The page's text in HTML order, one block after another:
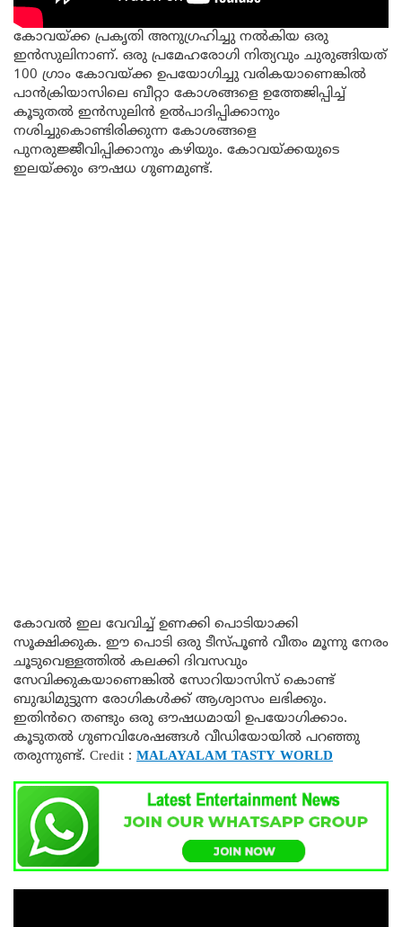
കോവയ്ക്ക പ്രകൃതി അനുഗ്രഹിച്ചു നൽകിയ ഒരു
ഇൻസുലിനാണ്. ഒരു പ്രമേഹരോഗി നിത്യവും ചുരുങ്ങിയത്
100 ഗ്രാം കോവയ്ക്ക ഉപയോഗിച്ചു വരികയാണെങ്കിൽ
പാൻക്രിയാസിലെ ബീറ്റാ കോശങ്ങളെ ഉത്തേജിപ്പിച്ച്
കൂടുതൽ ഇൻസുലിൻ ഉൽപാദിപ്പിക്കാനും
നശിച്ചുകൊണ്ടിരിക്കുന്ന കോശങ്ങളെ
പുനരുജ്ജീവിപ്പിക്കാനും കഴിയും. കോവയ്ക്കയുടെ
ഇലയ്ക്കും ഔഷധ ഗുണമുണ്ട്.
കോവൽ ഇല വേവിച്ച് ഉണക്കി പൊടിയാക്കി
സൂക്ഷിക്കുക. ഈ പൊടി ഒരു ടീസ്പൂൺ വീതം മൂന്നു നേരം
ചൂടുവെള്ളത്തിൽ കലക്കി ദിവസവും
സേവിക്കുകയാണെങ്കിൽ സോറിയാസിസ് കൊണ്ട്
ബുദ്ധിമുട്ടുന്ന രോഗികൾക്ക് ആശ്വാസം ലഭിക്കും.
ഇതിൻറെ തണ്ടും ഒരു ഔഷധമായി ഉപയോഗിക്കാം.
കൂടുതൽ ഗുണവിശേഷങ്ങൾ വീഡിയോയിൽ പറഞ്ഞു
തരുന്നുണ്ട്. Credit : MALAYALAM TASTY WORLD